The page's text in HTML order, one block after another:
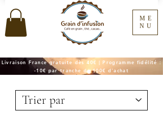
Livraison France gratuite dès 40€ | Programme fidélité :
-10€ par tranche de 100€ d'achat
ME
NU